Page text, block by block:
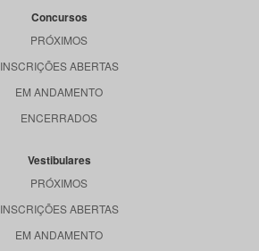
Concursos
PRÓXIMOS
INSCRIÇÕES ABERTAS
EM ANDAMENTO
ENCERRADOS
Vestibulares
PRÓXIMOS
INSCRIÇÕES ABERTAS
EM ANDAMENTO